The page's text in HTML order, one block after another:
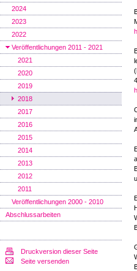
2024
2023
2022
Veröffentlichungen 2011 - 2021
2021
2020
2019
2018
2017
2016
2015
2014
2013
2012
2011
Veröffentlichungen 2000 - 2010
Abschlussarbeiten
Druckversion dieser Seite
Seite versenden